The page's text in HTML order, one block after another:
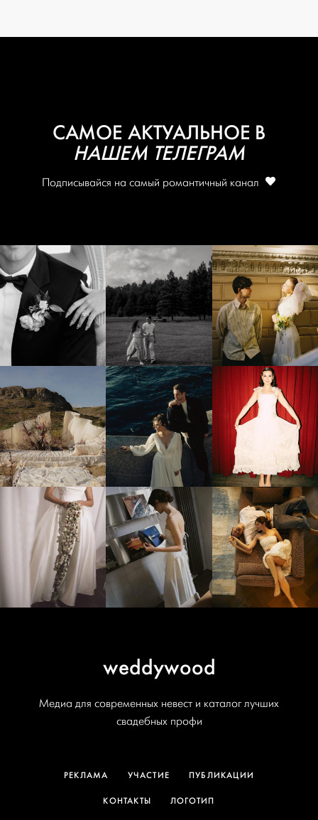
САМОЕ АКТУАЛЬНОЕ В
НАШЕМ ТЕЛЕГРАМ
Подписывайся на самый романтичный канал
weddywood
Медиа для современных невест и каталог лучших
свадебных профи
РЕКЛАМА УЧАСТИЕ ПУБЛИКАЦИИ
КОНТАКТЫ ЛОГОТИП